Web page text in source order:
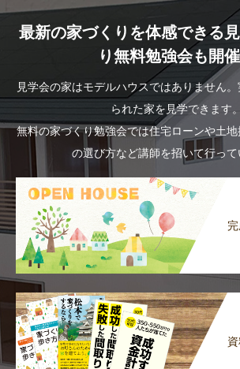
最新の家づくりを体感できる
り無料勉強会も開催
見学会の家はモデルハウスではありません
られた家を見学できます。
無料の家づくり勉強会では住宅ローンや土
の選び方など講師を招いて行って